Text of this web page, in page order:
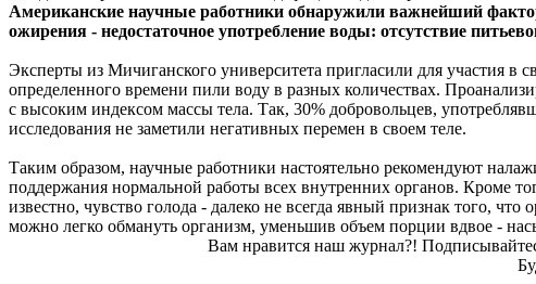
Американские научные работники обнаружили важнейший
ожирения - недостаточное употребление воды: отсутствие
Эксперты из Мичиганского университета пригласили для участия в
определенного времени пили воду в разных количествах.
с высоким индексом массы тела. Так, 30% добровольцев,
исследования не заметили негативных перемен в своем теле.
Таким образом, научные работники настоятельно рекомендуют
поддержания нормальной работы всех внутренних органов. Кроме
известно, чувство голода - далеко не всегда явный признак того,
можно легко обмануть организм, уменьшив объем порции вдвое -
Вам нравится наш журнал?!